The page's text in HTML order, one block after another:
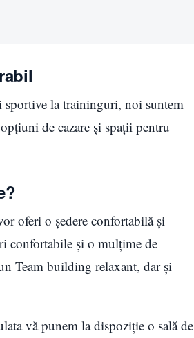
la traininguri, noi suntem
de cazare și spații pentru
oferi o ședere confortabilă și
confortabile și o mulțime de
Team building relaxant, dar și
vă punem la dispoziție o sală de